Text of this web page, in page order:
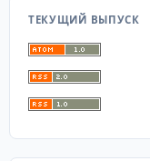
ТЕКУЩИЙ ВЫПУСК